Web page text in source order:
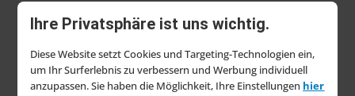
Ihre Privatsphäre ist uns wichtig.
Diese Website setzt Cookies und Targeting-Technologien ein,
um Ihr Surferlebnis zu verbessern und Werbung individuell
anzupassen. Sie haben die Möglichkeit, Ihre Einstellungen hier
Produktauswahl erweitern und so einen
echten Mehrwert bieten“, sagt Michael
Dürnfelder, Geschäftsführer Bauen+Leben